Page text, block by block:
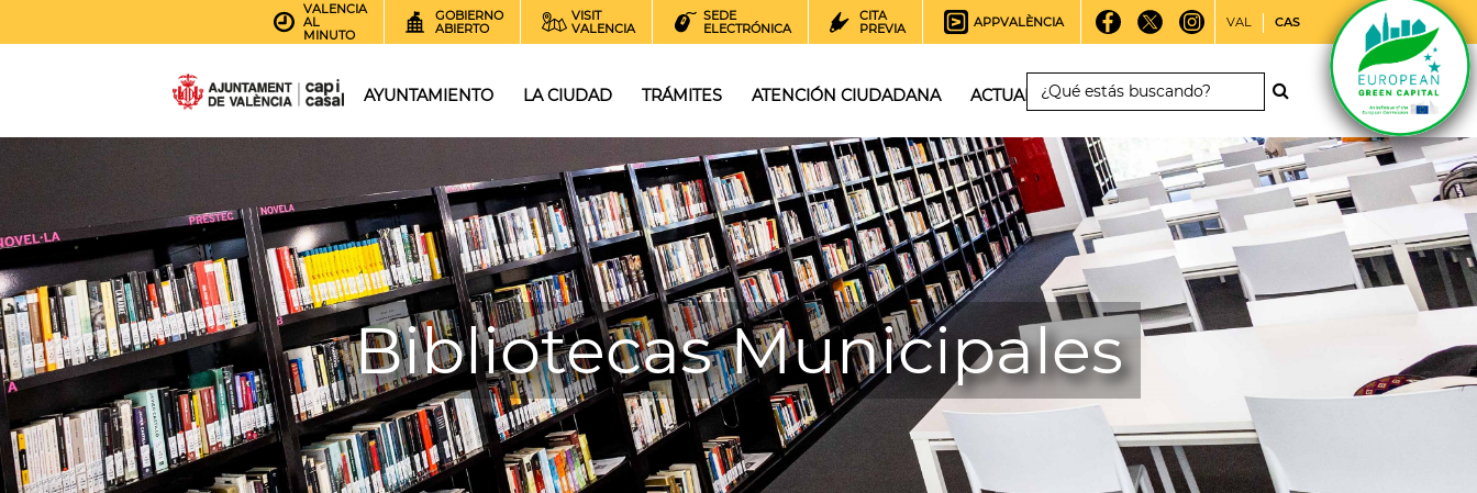
VALENCIA
AL
MINUTO
GOBIERNO
ABIERTO
VISIT
VALENCIA
SEDE
ELECTRÓNICA
CITA
PREVIA
APPVALÈNCIA VAL CAS
AYUNTAMIENTO LA CIUDAD TRÁMITES ATENCIÓN CIUDADANA ACTUALIDAD
Bibliotecas Municipales